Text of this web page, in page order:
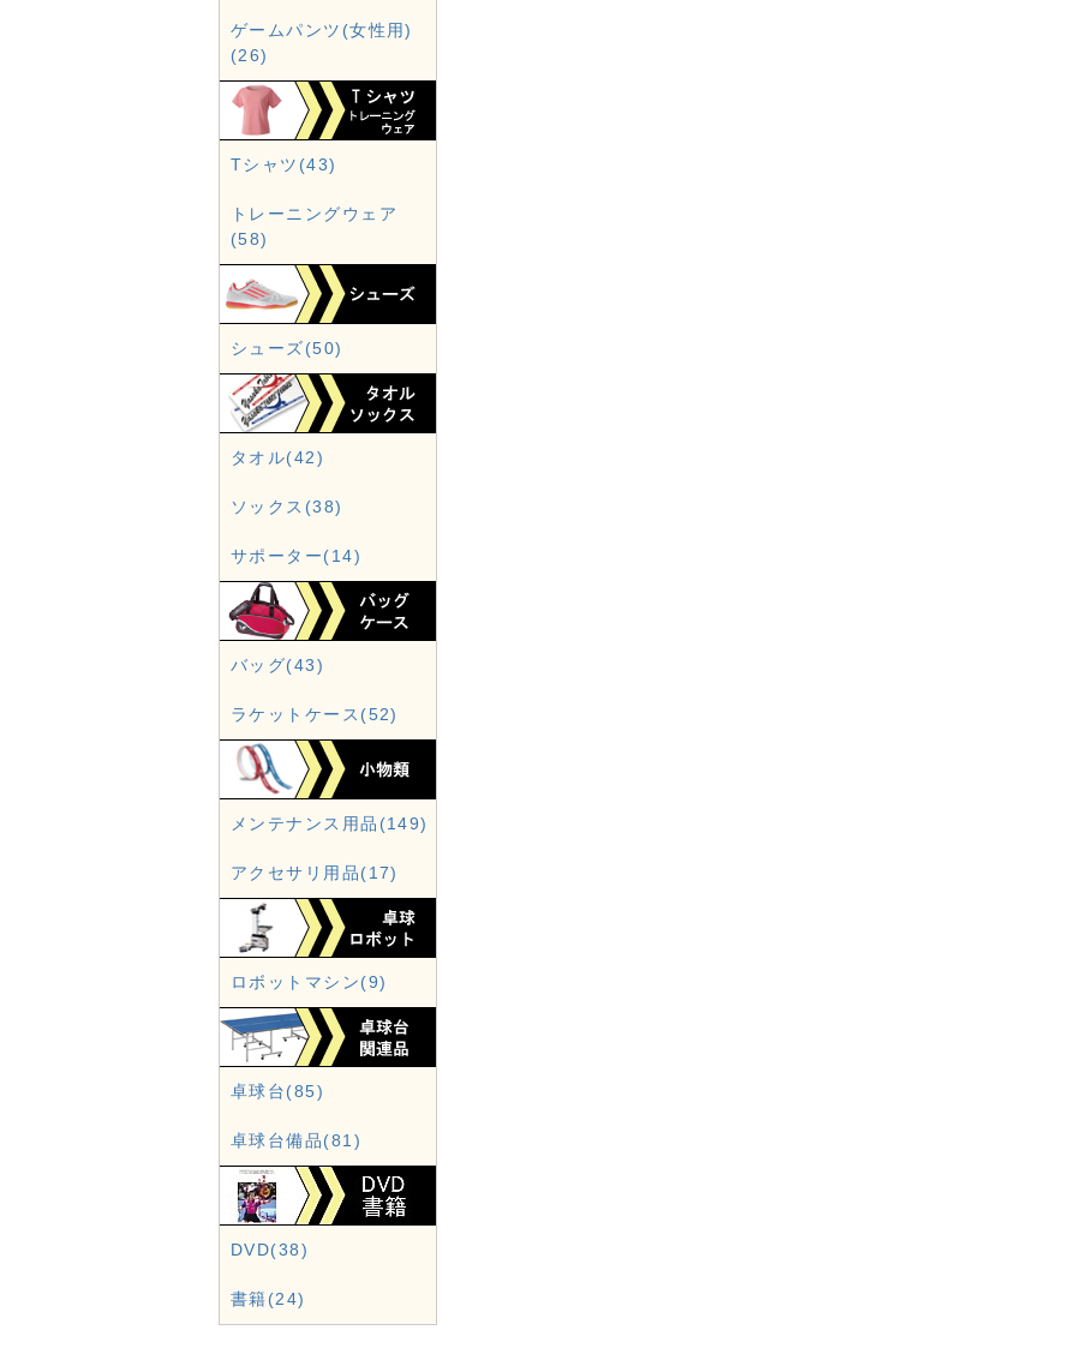
ゲームパンツ(女性用)
(26)
Tシャツ(43)
トレーニングウェア
(58)
シューズ(50)
タオル(42)
ソックス(38)
サポーター(14)
バッグ(43)
ラケットケース(52)
メンテナンス用品(149)
アクセサリ用品(17)
ロボットマシン(9)
卓球台(85)
卓球台備品(81)
DVD(38)
書籍(24)